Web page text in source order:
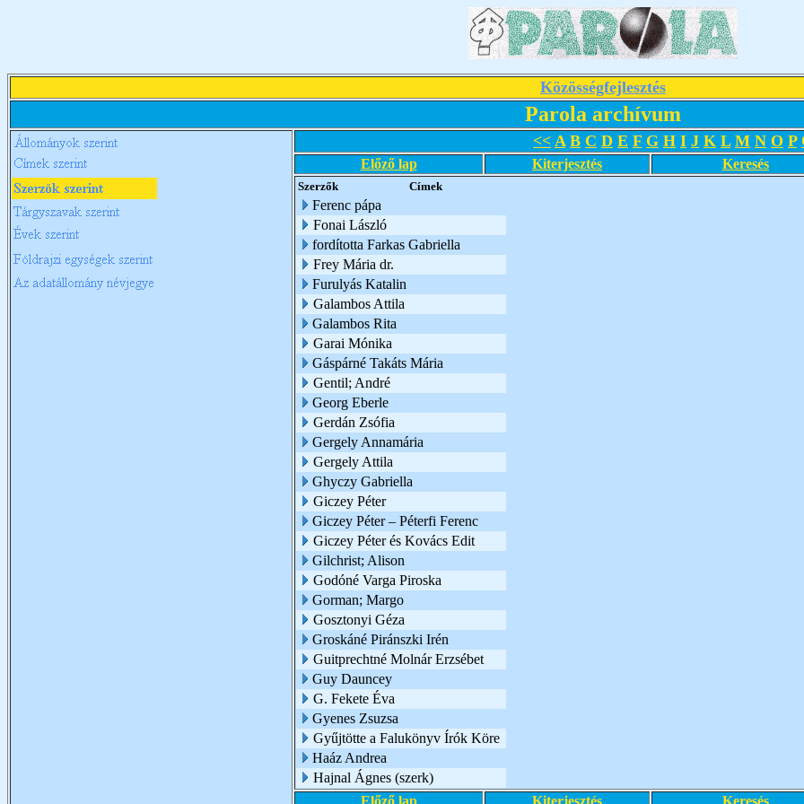
Közösségfejlesztés
Parola archívum
<< A B C D E F G H I J K L M N O P
Előző lap Kiterjesztés Keresés
Szerzők Címek
Ferenc pápa
Fonai László
fordította Farkas Gabriella
Frey Mária dr.
Furulyás Katalin
Galambos Attila
Galambos Rita
Garai Mónika
Gáspárné Takáts Mária
Gentil; André
Georg Eberle
Gerdán Zsófia
Gergely Annamária
Gergely Attila
Ghyczy Gabriella
Giczey Péter
Giczey Péter – Péterfi Ferenc
Giczey Péter és Kovács Edit
Gilchrist; Alison
Godóné Varga Piroska
Gorman; Margo
Gosztonyi Géza
Groskáné Piránszki Irén
Guitprechtné Molnár Erzsébet
Guy Dauncey
G. Fekete Éva
Gyenes Zsuzsa
Gyűjtötte a Falukönyv Írók Köre
Haáz Andrea
Hajnal Ágnes (szerk)
Előző lap
Kiterjesztés Keresés